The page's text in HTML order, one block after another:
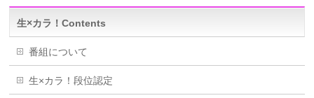
生×カラ！Contents
番組について
生×カラ！段位認定